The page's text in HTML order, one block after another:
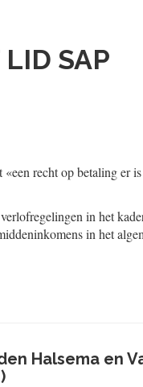
SAP
recht op betaling er
in het
in het
Halsema en